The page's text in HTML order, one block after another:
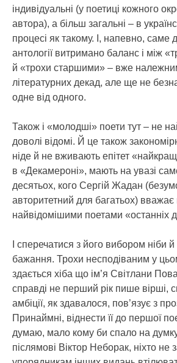
індивідуальні (у поетиці кожного
автора), а більш загальні – в
процесі як такому. І, напевно, саме
антології витримано баланс і між
й «трохи старшими» – вже
літературних декад, але ще не
одне від одного.
Також і «молодші» поети тут – не
доволі відомі. Й це також
ніде й не вживають епітет
в «Декамероні», мають на увазі
десятьох, кого Сергій Жадан
авторитетний для багатьох) вважає
найвідомішими поетами «останніх
І сперечатися з його вибором ніби
бажання. Трохи несподіваним у
здається хіба що ім’я Світлани
справді не перший рік пише вірші,
амбіції, як здавалося, пов’язує з
Принаймні, віднести її до першої
думаю, мало кому би спало на
післямові Віктор Неборак, ніхто не